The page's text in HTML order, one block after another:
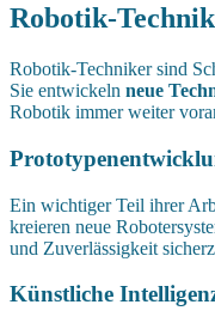
Robotik-
Robotik-Techniker sind
Sie entwickeln neue
Robotik immer weiter
Ein wichtiger Teil ihrer
kreieren neue
und Zuverlässigkeit
Künstliche